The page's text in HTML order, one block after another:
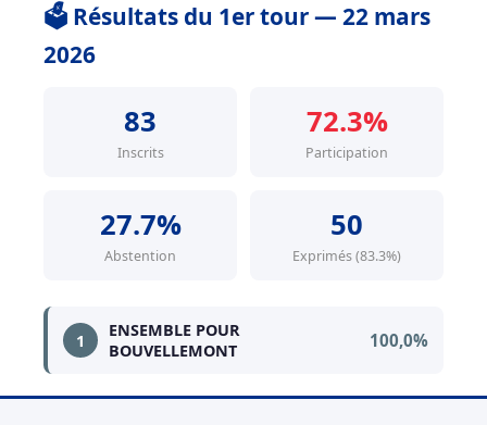
🗳️ Résultats du 1er tour — 22 mars
2026
83
Inscrits
72.3%
Participation
27.7%
Abstention
50
Exprimés (83.3%)
1
ENSEMBLE POUR
BOUVELLEMONT
100,0%